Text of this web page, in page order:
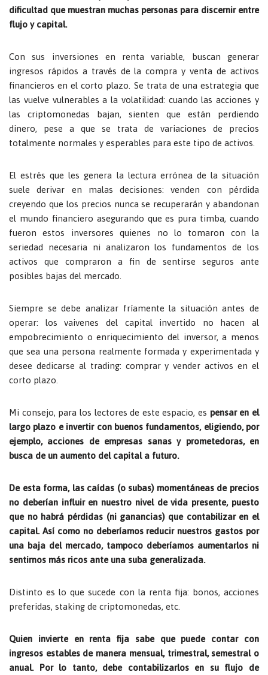
dificultad que muestran muchas personas para discernir entre
flujo y capital.
Con sus inversiones en renta variable, buscan generar
ingresos rápidos a través de la compra y venta de activos
financieros en el corto plazo. Se trata de una estrategia que
las vuelve vulnerables a la volatilidad: cuando las acciones y
las criptomonedas bajan, sienten que están perdiendo
dinero, pese a que se trata de variaciones de precios
totalmente normales y esperables para este tipo de activos.
El estrés que les genera la lectura errónea de la situación
suele derivar en malas decisiones: venden con pérdida
creyendo que los precios nunca se recuperarán y abandonan
el mundo financiero asegurando que es pura timba, cuando
fueron estos inversores quienes no lo tomaron con la
seriedad necesaria ni analizaron los fundamentos de los
activos que compraron a fin de sentirse seguros ante
posibles bajas del mercado.
Siempre se debe analizar fríamente la situación antes de
operar: los vaivenes del capital invertido no hacen al
empobrecimiento o enriquecimiento del inversor, a menos
que sea una persona realmente formada y experimentada y
desee dedicarse al trading: comprar y vender activos en el
corto plazo.
Mi consejo, para los lectores de este espacio, es pensar en el
largo plazo e invertir con buenos fundamentos, eligiendo, por
ejemplo, acciones de empresas sanas y prometedoras, en
busca de un aumento del capital a futuro.
De esta forma, las caídas (o subas) momentáneas de precios
no deberían influir en nuestro nivel de vida presente, puesto
que no habrá pérdidas (ni ganancias) que contabilizar en el
capital. Así como no deberíamos reducir nuestros gastos por
una baja del mercado, tampoco deberíamos aumentarlos ni
sentirnos más ricos ante una suba generalizada.
Distinto es lo que sucede con la renta fija: bonos, acciones
preferidas, staking de criptomonedas, etc.
Quien invierte en renta fija sabe que puede contar con
ingresos estables de manera mensual, trimestral, semestral o
anual. Por lo tanto, debe contabilizarlos en su flujo de